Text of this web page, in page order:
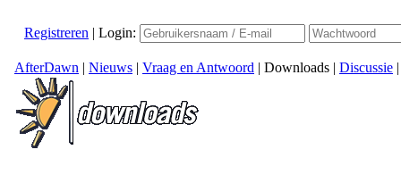
Registreren | Login:
AfterDawn | Nieuws | Vraag en Antwoord | Downloads | Discussie